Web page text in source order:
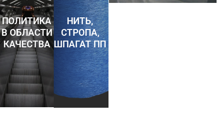
ПОЛИТИКА
В ОБЛАСТИ
КАЧЕСТВА
НИТЬ,
СТРОПА,
ШПАГАТ ПП